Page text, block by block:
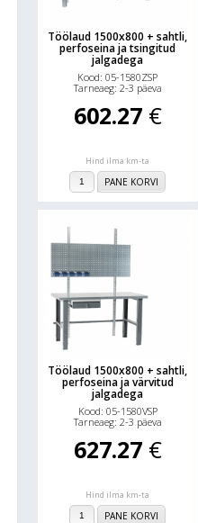
Töölaud 1500x800 + sahtli,
perfoseina ja tsingitud
jalgadega
Kood: 05-1580ZSP
Tarneaeg: 2-3 päeva
602.27 €
Hind ilma km-ta
PANE KORVI
Töölaud 1500x800 + sahtli,
perfoseina ja värvitud
jalgadega
Kood: 05-1580VSP
Tarneaeg: 2-3 päeva
627.27 €
Hind ilma km-ta
PANE KORVI